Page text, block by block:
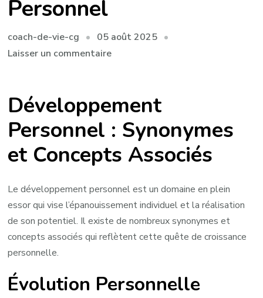
Personnel
coach-de-vie-cg
05 août 2025
Laisser un commentairesur
Synonymes
du
Développement
Personnel
Développement
Personnel : Synonymes
et Concepts Associés
Le développement personnel est un domaine en plein
essor qui vise l’épanouissement individuel et la réalisation
de son potentiel. Il existe de nombreux synonymes et
concepts associés qui reflètent cette quête de croissance
personnelle.
Évolution Personnelle